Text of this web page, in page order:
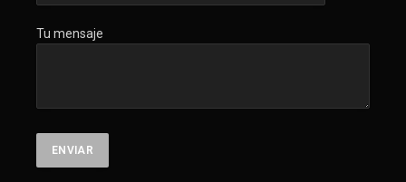
Tu mensaje